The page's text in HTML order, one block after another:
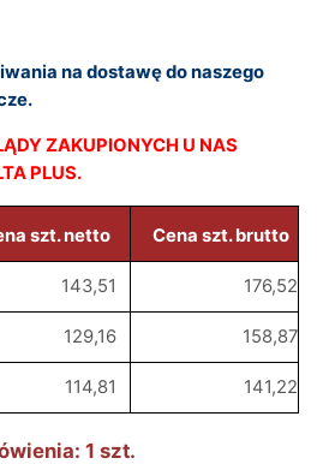
na dostawę do naszego
ZAKUPIONYCH U NAS
PLUS.
szt. netto Cena szt. brutto
143,51 176,52
129,16 158,87
114,81 141,22
1 szt.